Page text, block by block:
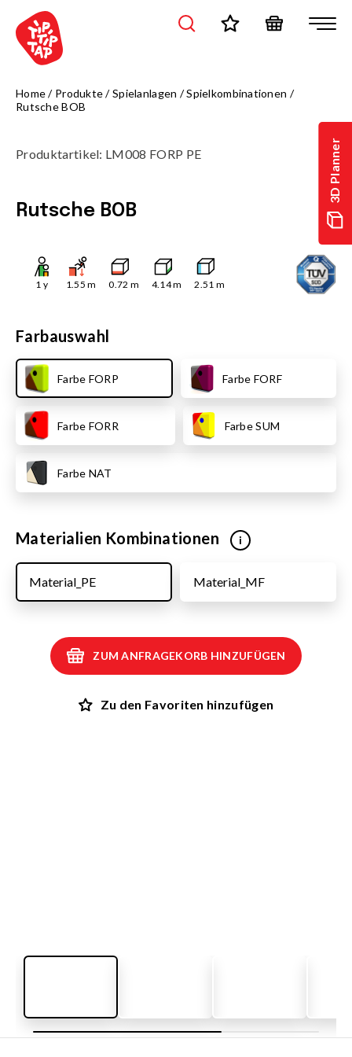
3D Planner
Home/ Produkte/Spielanlagen /Spielkombinationen /
Rutsche BOB
Produktartikel: LM008 FORP PE
Rutsche BOB
1 y 1.55 m 0.72 m 4.14m 2.51 m
Farbauswahl
Farbe FORP Farbe FORF
Farbe FORR Farbe SUM
Farbe NAT
Materialien Kombinationen i
Material_MF
Material_PE
ZUM ANFRAGEKORB HINZUFÜGEN
Zu den Favoriten hinzufügen